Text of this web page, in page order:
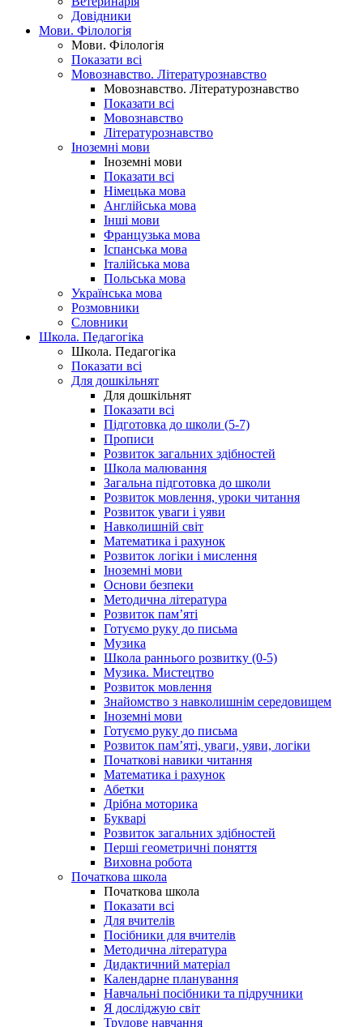
Довідники
Мови. Філологія
Мови. Філологія
Показати всі
Мовознавство. Літературознавство
Мовознавство. Літературознавство
Показати всі
Мовознавство
Літературознавство
Іноземні мови
Іноземні мови
Показати всі
Німецька мова
Англійська мова
Інші мови
Французька мова
Іспанська мова
Італійська мова
Польська мова
Українська мова
Розмовники
Словники
Школа. Педагогіка
Школа. Педагогіка
Показати всі
Для дошкільнят
Для дошкільнят
Показати всі
Підготовка до школи (5-7)
Прописи
Розвиток загальних здібностей
Школа малювання
Загальна підготовка до школи
Розвиток мовлення, уроки читання
Розвиток уваги і уяви
Навколишній світ
Математика і рахунок
Розвиток логіки і мислення
Іноземні мови
Основи безпеки
Методична література
Розвиток пам’яті
Готуємо руку до письма
Музика
Школа раннього розвитку (0-5)
Музика. Мистецтво
Розвиток мовлення
Знайомство з навколишнім середовищем
Іноземні мови
Готуємо руку до письма
Розвиток пам’яті, уваги, уяви, логіки
Початкові навики читання
Математика і рахунок
Абетки
Дрібна моторика
Букварі
Розвиток загальних здібностей
Перші геометричні поняття
Виховна робота
Початкова школа
Початкова школа
Показати всі
Для вчителів
Посібники для вчителів
Методична література
Дидактичний матеріал
Календарне планування
Навчальні посібники та підручники
Я досліджую світ
Трудове навчання